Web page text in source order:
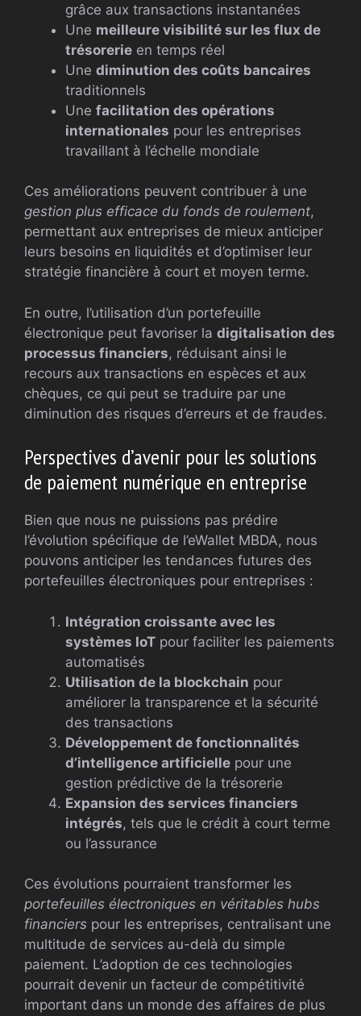
grâce aux transactions instantanées
Une meilleure visibilité sur les flux de
trésorerie en temps réel
Une diminution des coûts bancaires
traditionnels
Une facilitation des opérations
internationales pour les entreprises
travaillant à l’échelle mondiale
Ces améliorations peuvent contribuer à une
gestion plus efficace du fonds de roulement,
permettant aux entreprises de mieux anticiper
leurs besoins en liquidités et d’optimiser leur
stratégie financière à court et moyen terme.
En outre, l’utilisation d’un portefeuille
électronique peut favoriser la digitalisation des
processus financiers, réduisant ainsi le
recours aux transactions en espèces et aux
chèques, ce qui peut se traduire par une
diminution des risques d’erreurs et de fraudes.
Perspectives d’avenir pour les solutions
de paiement numérique en entreprise
Bien que nous ne puissions pas prédire
l’évolution spécifique de l’eWallet MBDA, nous
pouvons anticiper les tendances futures des
portefeuilles électroniques pour entreprises :
Intégration croissante avec les
systèmes IoT pour faciliter les paiements
automatisés
Utilisation de la blockchain pour
améliorer la transparence et la sécurité
des transactions
Développement de fonctionnalités
d’intelligence artificielle pour une
gestion prédictive de la trésorerie
Expansion des services financiers
intégrés, tels que le crédit à court terme
ou l’assurance
Ces évolutions pourraient transformer les
portefeuilles électroniques en véritables hubs
financiers pour les entreprises, centralisant une
multitude de services au-delà du simple
paiement. L’adoption de ces technologies
pourrait devenir un facteur de compétitivité
important dans un monde des affaires de plus